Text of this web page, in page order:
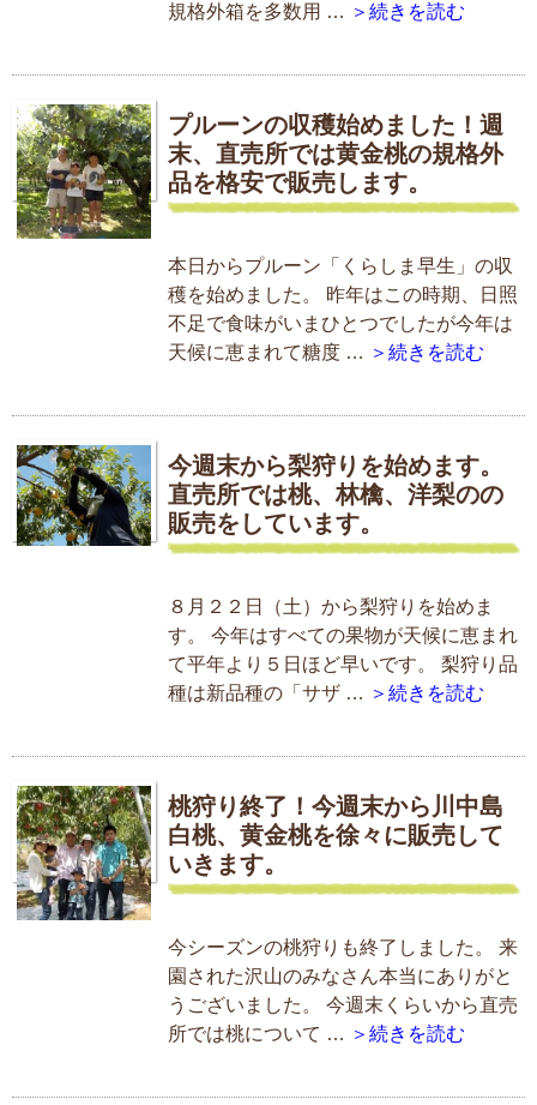
規格外箱を多数用 … ＞続きを読む
プルーンの収穫始めました！週
末、直売所では黄金桃の規格外
品を格安で販売します。
本日からプルーン「くらしま早生」の収
穫を始めました。 昨年はこの時期、日照
不足で食味がいまひとつでしたが今年は
天候に恵まれて糖度 … ＞続きを読む
今週末から梨狩りを始めます。
直売所では桃、林檎、洋梨のの
販売をしています。
８月２２日（土）から梨狩りを始めま
す。 今年はすべての果物が天候に恵まれ
て平年より５日ほど早いです。 梨狩り品
種は新品種の「サザ … ＞続きを読む
桃狩り終了！今週末から川中島
白桃、黄金桃を徐々に販売して
いきます。
今シーズンの桃狩りも終了しました。 来
園された沢山のみなさん本当にありがと
うございました。 今週末くらいから直売
所では桃について … ＞続きを読む